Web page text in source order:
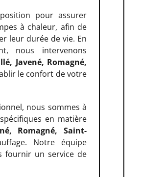
pour assurer
à chaleur, afin de
leur durée de vie. En
nous intervenons
Javené, Romagné,
le confort de votre
nous sommes à
en matière
Romagné, Saint-
Notre équipe
fournir un service de